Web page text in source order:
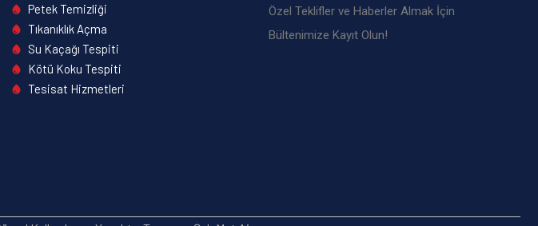
Petek Temizliği
Tıkanıklık Açma
Su Kaçağı Tespiti
Kötü Koku Tespiti
Tesisat Hizmetleri
Özel Teklifler ve Haberler Almak İçin
Bültenimize Kayıt Olun!